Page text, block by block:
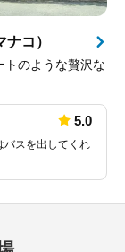
コ）
トのような贅沢な
5.0
バスを出してくれ